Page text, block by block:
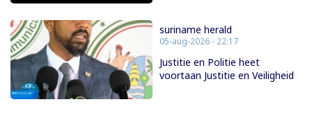
suriname herald
05-aug-2026 - 22:17
Justitie en Politie heet
voortaan Justitie en Veiligheid